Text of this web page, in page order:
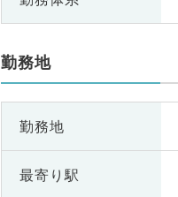
勤務地
勤務地
最寄り駅